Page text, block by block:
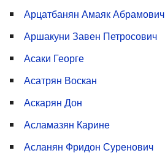
Арцатбанян Амаяк Абрамович
Аршакуни Завен Петросович
Асаки Георге
Асатрян Воскан
Аскарян Дон
Асламазян Карине
Асланян Фридон Суренович